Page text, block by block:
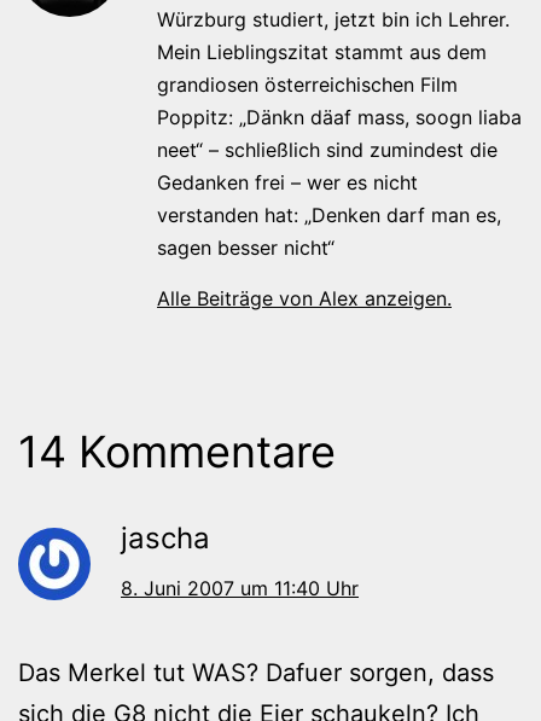
Würzburg studiert, jetzt bin ich Lehrer.
Mein Lieblingszitat stammt aus dem
grandiosen österreichischen Film
Poppitz: „Dänkn däaf mass, soogn liaba
neet“ – schließlich sind zumindest die
Gedanken frei – wer es nicht
verstanden hat: „Denken darf man es,
sagen besser nicht“
Alle Beiträge von Alex anzeigen.
14 Kommentare
jascha
8. Juni 2007 um 11:40 Uhr
Das Merkel tut WAS? Dafuer sorgen, dass
sich die G8 nicht die Eier schaukeln? Ich